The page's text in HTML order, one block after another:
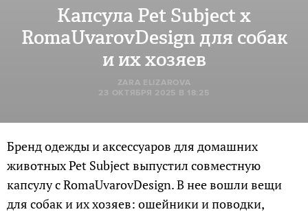
Капсула Pet Subject x
RomaUvarovDesign для собак
и их хозяев
ZARA ELIZAROVA
23 ОКТЯБРЯ 2025 В 18:25
Бренд одежды и аксессуаров для домашних
животных Pet Subject выпустил совместную
капсулу с RomaUvarovDesign. В нее вошли вещи
для собак и их хозяев: ошейники и поводки,